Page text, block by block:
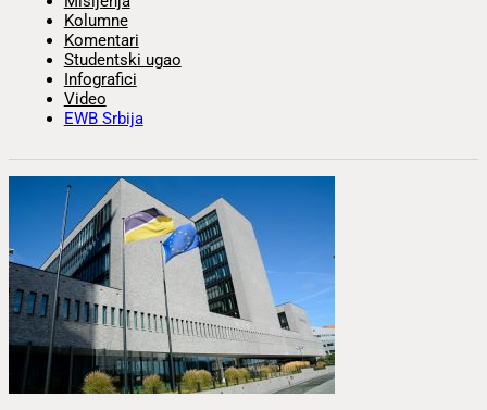
Kolumne
Komentari
Studentski ugao
Infografici
Video
EWB Srbija